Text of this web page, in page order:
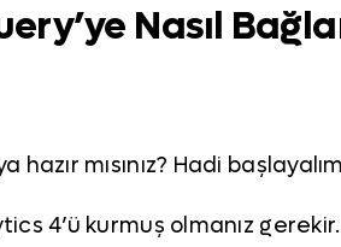
Nasıl
mısınız? Hadi
4’ü kurmuş olmanız